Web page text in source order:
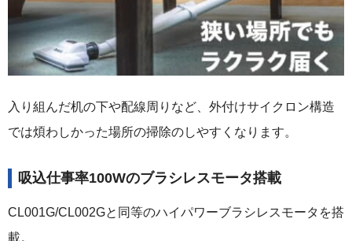
入り組んだ机の下や配線周りなど、外付けサイクロン構造
では煩わしかった場所の掃除のしやすくなります。
吸込仕事率100Wのブラシレスモータ搭載
CL001G/CL002Gと同等のハイパワーブラシレスモータを搭
載。